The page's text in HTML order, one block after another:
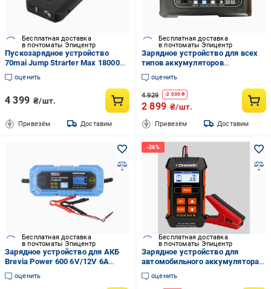
Бесплатная доставка
в почтоматы Эпицентр
Пускозарядное устройство
70mai Jump Strarter Max 18000
mAh (Midrive PS06)
оценить
4 399 ₴/шт.
Привезём Доставим
Бесплатная доставка
в почтоматы Эпицентр
Зарядное устройство для всех
типов аккумуляторов
LiFePo4+AGM HTRC 20 Aмпер
оценить
4 929 -2 030 ₴
2 899 ₴/шт.
Привезём Доставим
Бесплатная доставка
в почтоматы Эпицентр
Зарядное устройство для АКБ
Brevia Power 600 6V/12V 6A
(20600EP)
оценить
Бесплатная доставка
в почтоматы Эпицентр
Зарядное устройство для
автомобильного аккумулятора
автоматическое импульсное
KONNWEI KW520
оценить